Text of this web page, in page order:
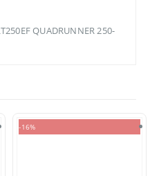
QUADRUNNER 250-
-16%